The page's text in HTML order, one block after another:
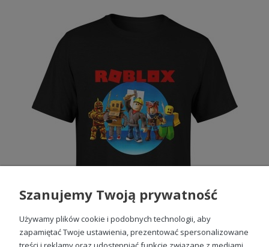
Szanujemy Twoją prywatność
Używamy plików cookie i podobnych technologii, aby
zapamiętać Twoje ustawienia, prezentować spersonalizowane